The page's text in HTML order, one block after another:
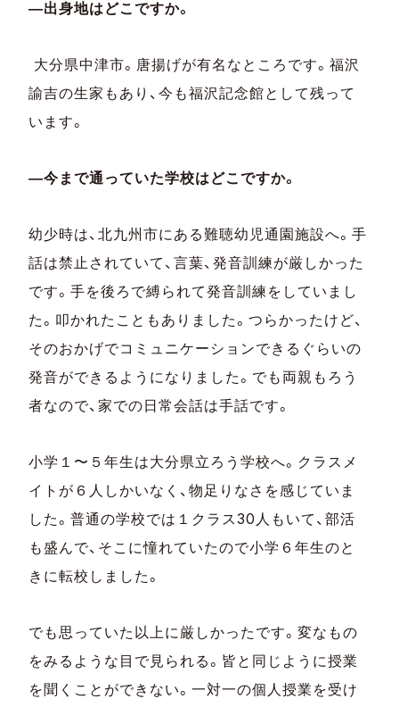
―出身地はどこですか。
大分県中津市。唐揚げが有名なところです。福沢
諭吉の生家もあり、今も福沢記念館として残って
います。
―今まで通っていた学校はどこですか。
幼少時は、北九州市にある難聴幼児通園施設へ。手
話は禁止されていて、言葉、発音訓練が厳しかった
です。手を後ろで縛られて発音訓練をしていまし
た。叩かれたこともありました。つらかったけど、
そのおかげでコミュニケーションできるぐらいの
発音ができるようになりました。でも両親もろう
者なので、家での日常会話は手話です。
小学１〜５年生は大分県立ろう学校へ。クラスメ
イトが６人しかいなく、物足りなさを感じていま
した。普通の学校では１クラス30人もいて、部活
も盛んで、そこに憧れていたので小学６年生のと
きに転校しました。
でも思っていた以上に厳しかったです。変なもの
をみるような目で見られる。皆と同じように授業
を聞くことができない。一対一の個人授業を受け